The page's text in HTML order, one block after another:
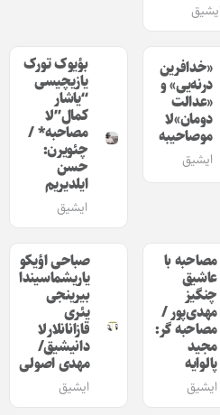
ایشیق
«خدافرین
درنه‌یی» و
«عدالت
دومان»‌لا
موصاحیبه
ایشیق
بؤیوک تورک
یازیچیسی
“یاشار
کمال”‎لا
مصاحبه* /
چئویرن:
حسن
ایلدیریم
ایشیق
مصاحبه با
عاشیق
چنگیز
مهدی‌پور /
مصاحبه گر:
مجید
پالوایه
ایشیق
صباحی اؤیکو
یاریشماسیندا
بیرینجی
یئری
قازانانلارلا
دانیشیق/
مهدی اصولی
ایشیق